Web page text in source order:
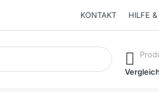
KONTAKT HILFE &
automatisch erste